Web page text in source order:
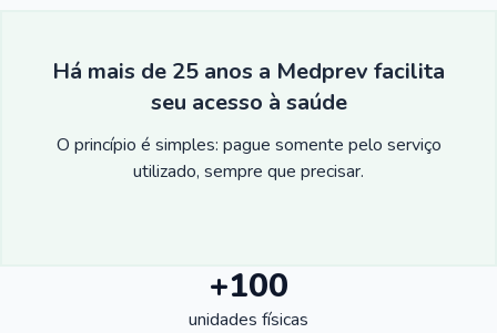
Há mais de 25 anos a Medprev facilita
seu acesso à saúde
O princípio é simples: pague somente pelo serviço
utilizado, sempre que precisar.
+100
unidades físicas